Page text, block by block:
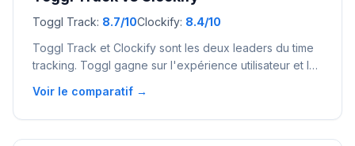
Toggl Track: 8.7/10Clockify: 8.4/10
Toggl Track et Clockify sont les deux leaders du time
tracking. Toggl gagne sur l'expérience utilisateur et les
gratuit réellement illimité. Si tu es freelance solo avec
un budget serré, Clockify est imbattable. Si tu veux le
Voir le comparatif →